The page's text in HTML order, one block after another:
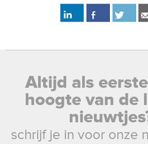
Altijd als
hoogte van de
schrijf je in voor onze